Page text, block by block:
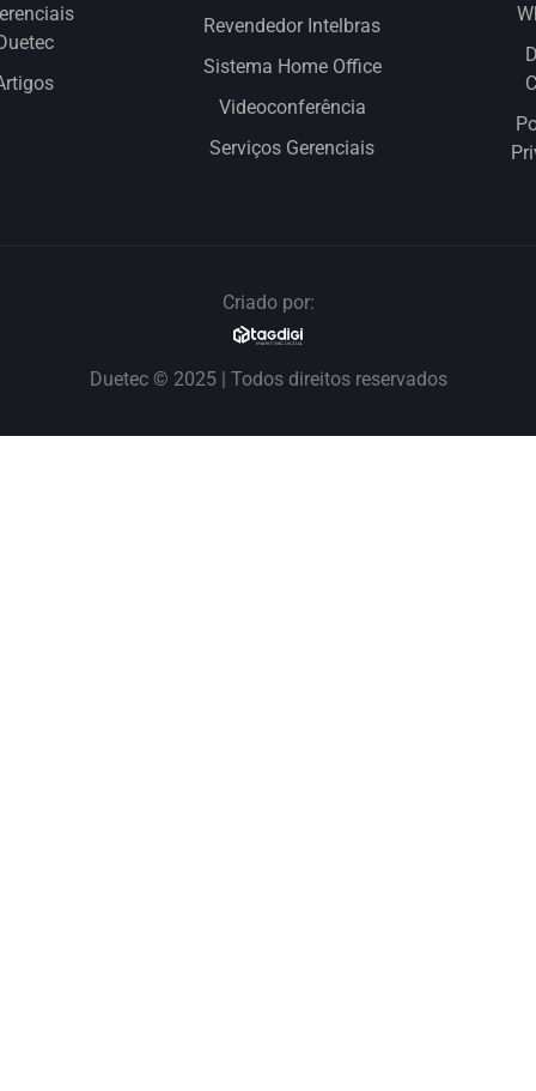
Revendedor Intelbras
Sistema Home Office
Videoconferência
Serviços Gerenciais
Criado por:
Duetec © 2025 | Todos direitos reservados